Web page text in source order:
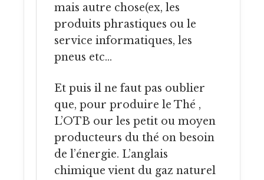
mais autre chose(ex, les
produits phrastiques ou le
service informatiques, les
pneus etc…
Et puis il ne faut pas oublier
que, pour produire le Thé ,
L’OTB our les petit ou moyen
producteurs du thé on besoin
de l’énergie. L’anglais
chimique vient du gaz naturel